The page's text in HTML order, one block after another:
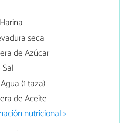
seca
de Azúcar
(1 taza)
de Aceite
nutricional >